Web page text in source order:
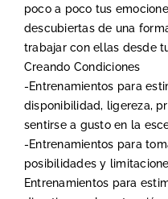
poco a poco tus
descubiertas de una
trabajar con ellas desde
Creando Condiciones
-Entrenamientos para
disponibilidad, ligereza,
sentirse a gusto en la
-Entrenamientos para
posibilidades y
Entrenamientos para